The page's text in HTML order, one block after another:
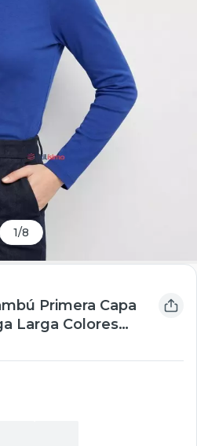
1/8
Primera Capa
Larga Colores